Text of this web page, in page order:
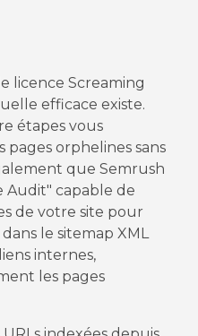
licence Screaming
efficace existe.
étapes vous
orphelines sans
que Semrush
Audit" capable de
de votre site pour
le sitemap XML
internes,
les pages